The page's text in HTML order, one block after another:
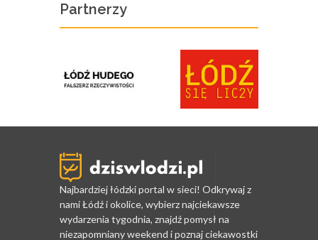
Partnerzy
Najbardziej łódzki portal w sieci! Odkrywaj z
nami Łódź i okolice, wybierz najciekawsze
wydarzenia tygodnia, znajdź pomysł na
niezapomniany weekend i poznaj ciekawostki